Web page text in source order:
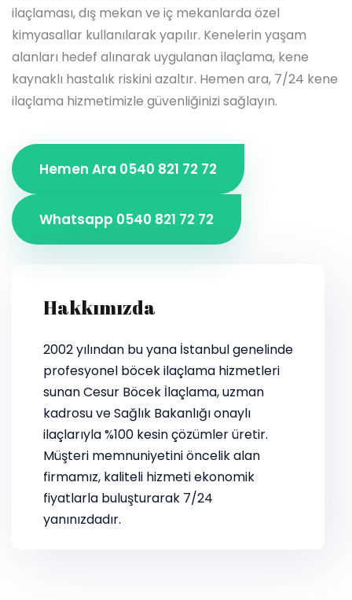
ilaçlaması, dış mekan ve iç mekanlarda özel
kimyasallar kullanılarak yapılır. Kenelerin yaşam
alanları hedef alınarak uygulanan ilaçlama, kene
kaynaklı hastalık riskini azaltır. Hemen ara, 7/24 kene
ilaçlama hizmetimizle güvenliğinizi sağlayın.
Hemen Ara 0540 821 72 72
Whatsapp 0540 821 72 72
Hakkımızda
2002 yılından bu yana İstanbul genelinde
profesyonel böcek ilaçlama hizmetleri
sunan Cesur Böcek İlaçlama, uzman
kadrosu ve Sağlık Bakanlığı onaylı
ilaçlarıyla %100 kesin çözümler üretir.
Müşteri memnuniyetini öncelik alan
firmamız, kaliteli hizmeti ekonomik
fiyatlarla buluşturarak 7/24
yanınızdadır.